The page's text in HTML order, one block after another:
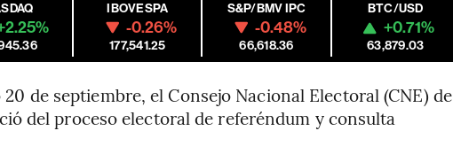
IBOVESPA
-0.26%
177,541.25
S&P/BMV IPC
-0.48%
66,618.36
BTC/USD
+0.71%
63,879.03
de septiembre, el Consejo Nacional Electoral (CNE) de
del proceso electoral de referéndum y consulta